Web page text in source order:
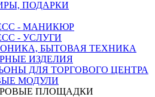
ПОДАРКИ
- МАНИКЮР
- УСЛУГИ
БЫТОВАЯ ТЕХНИКА
ИЗДЕЛИЯ
ДЛЯ ТОРГОВОГО ЦЕНТРА
МОДУЛИ
ПЛОЩАДКИ